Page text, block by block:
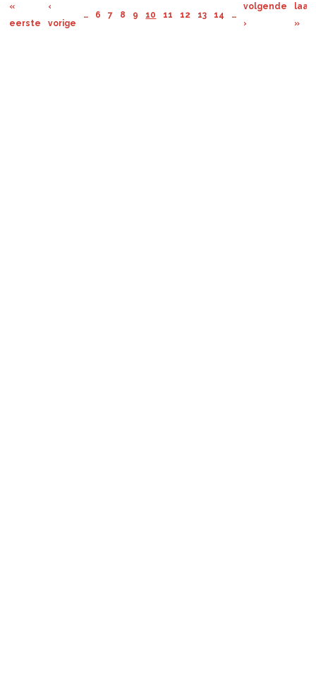
«
eerste
‹
vorige
… 6 7 8 9 10 11 12 13 14 …
volgende
›
»